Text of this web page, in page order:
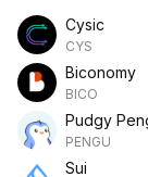
Cysic
CYS
Biconomy
BICO
Pudgy
PENGU
Sui